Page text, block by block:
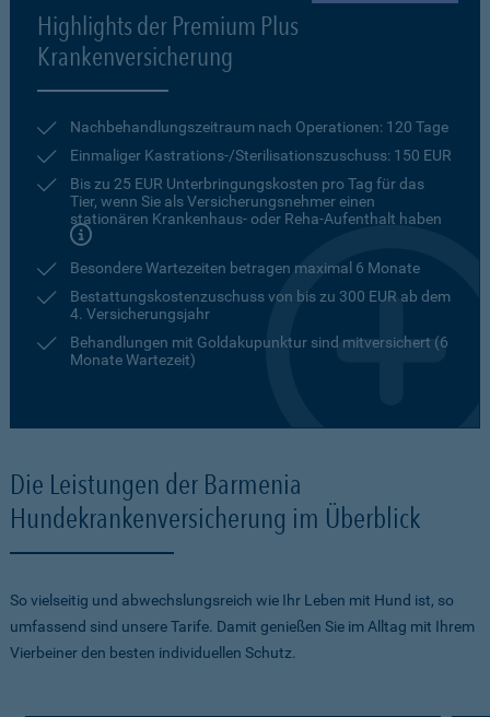
Highlights der Premium Plus
Krankenversicherung
Nachbehandlungszeitraum nach Operationen: 120 Tage
Einmaliger Kastrations-/Sterilisationszuschuss: 150 EUR
Bis zu 25 EUR Unterbringungskosten pro Tag für das
Tier, wenn Sie als Versicherungsnehmer einen
stationären Krankenhaus- oder Reha-Aufenthalt haben
Besondere Wartezeiten betragen maximal 6 Monate
Bestattungskostenzuschuss von bis zu 300 EUR ab dem
4. Versicherungsjahr
Behandlungen mit Goldakupunktur sind mitversichert (6
Monate Wartezeit)
Die Leistungen der Barmenia
Hundekrankenversicherung im Überblick
So vielseitig und abwechslungsreich wie Ihr Leben mit Hund ist, so
umfassend sind unsere Tarife. Damit genießen Sie im Alltag mit Ihrem
Vierbeiner den besten individuellen Schutz.